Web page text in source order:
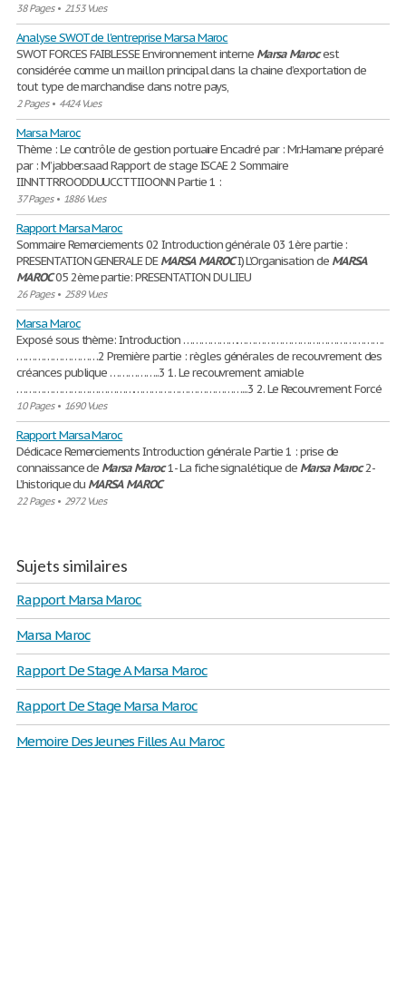
38 Pages• 2153 Vues
Analyse SWOT de l'entreprise Marsa Maroc
SWOT FORCES FAIBLESSE Environnement interne Marsa Marocest
considérée comme un maillon principal dans la chaine d’exportation de
tout type de marchandise dans notre pays,
2 Pages• 4424 Vues
Marsa Maroc
Thème : Le contrôle de gestion portuaire Encadré par : Mr.Hamane préparé
par : M’jabber.saad Rapport de stage ISCAE 2 Sommaire
IINNTTRROODDUUCCTTIIOONN Partie 1 :
37 Pages• 1886 Vues
Rapport Marsa Maroc
Sommaire Remerciements 02 Introduction générale 03 1ère partie :
PRESENTATION GENERALE DEMARSA MAROCI) L’Organisation de MARSA
MAROC05 2ème partie: PRESENTATION DU LIEU
26 Pages• 2589 Vues
Marsa Maroc
Exposé sous thème: Introduction ………………………………………………………….
………………………2 Première partie : règles générales de recouvrement des
créances publique ……………..3 1. Le recouvrement amiable
…………………………………………………………………...3 2. Le Recouvrement Forcé
10 Pages• 1690 Vues
Rapport Marsa Maroc
Dédicace Remerciements Introduction générale Partie 1 : prise de
connaissance de Marsa Maroc1- La fiche signalétique de Marsa Maroc2-
L’historique duMARSA MAROC
22 Pages• 2972 Vues
Sujets similaires
Rapport Marsa Maroc
Marsa Maroc
Rapport De Stage A Marsa Maroc
Rapport De Stage Marsa Maroc
Memoire Des Jeunes Filles Au Maroc